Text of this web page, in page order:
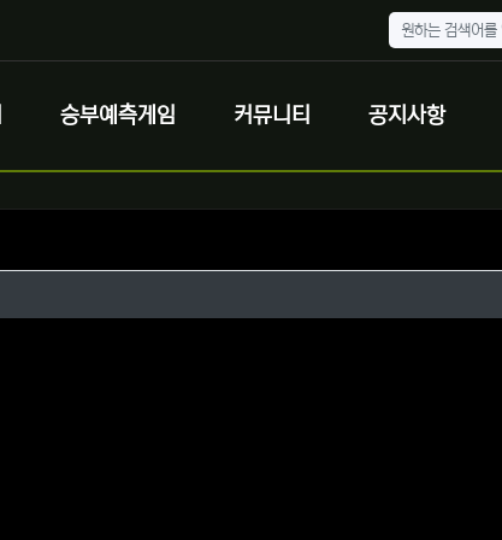
승부예측게임 커뮤니티 공지사항